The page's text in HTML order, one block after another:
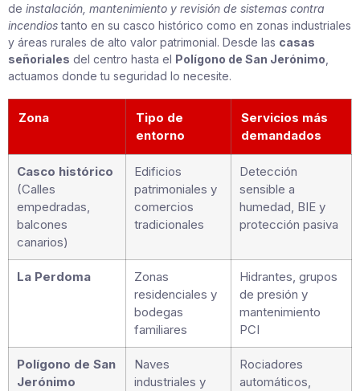
de instalación, mantenimiento y revisión de sistemas contra
incendiostanto en su casco histórico como en zonas industriales
y áreas rurales de alto valor patrimonial. Desde las casas
señoriales del centro hasta el Polígono de San Jerónimo
actuamos donde tu seguridad lo necesite.
Zona
Tipo de
entorno
Servicios más
demandados
Casco histórico
(Calles
empedradas,
balcones
canarios)
Edificios
patrimoniales y
comercios
tradicionales
Detección
sensible a
humedad, BIE y
protección pasiva
La Perdoma
Zonas
residenciales y
bodegas
familiares
Hidrantes, grupos
de presión y
mantenimiento
PCI
Polígono de San
Jerónimo
Naves
industriales y
Rociadores
automáticos,